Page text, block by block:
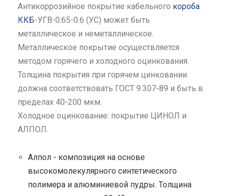
Антикоррозийное покрытие кабельного короба
ККБ-УГВ-0.65-0.6 (УС) может быть
металлическое и неметаллическое.
Металлическое покрытие осуществляется
методом горячего и холодного оцинкования.
Толщина покрытия при горячем цинковании
должна соответствовать ГОСТ 9.307-89 и быть в
пределах 40-200 мкм.
Холодное оцинкование: покрытие ЦИНОЛ и
АЛПОЛ.
Алпол - композиция на основе
высокомолекулярного синтетического
полимера и алюминиевой пудры. Толщина